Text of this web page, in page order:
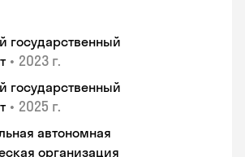
государственный
• 2023 г.
государственный
• 2025 г.
автономная
организация